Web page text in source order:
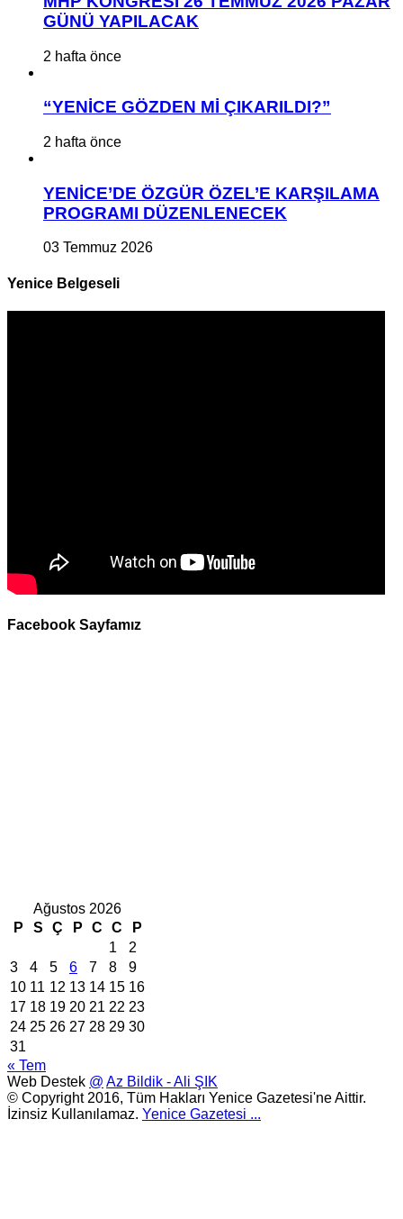
GÜNÜ YAPILACAK
2 hafta önce
“YENİCE GÖZDEN Mİ ÇIKARILDI?”
2 hafta önce
YENİCE’DE ÖZGÜR ÖZEL’E KARŞILAMA
PROGRAMI DÜZENLENECEK
03 Temmuz 2026
Yenice Belgeseli
Facebook Sayfamız
Ağustos 2026
P
S Ç P C C
P
1
2
3
4 5 6 7 8
9
10 11 12 13 14 15 16
17 18 19 20 21 22 23
24 25 26 27 28 29 30
31
« Tem
Web Destek @ Az Bildik - Ali ŞIK
© Copyright 2016, Tüm Hakları Yenice Gazetesi'ne Aittir.
İzinsiz Kullanılamaz. Yenice Gazetesi ...